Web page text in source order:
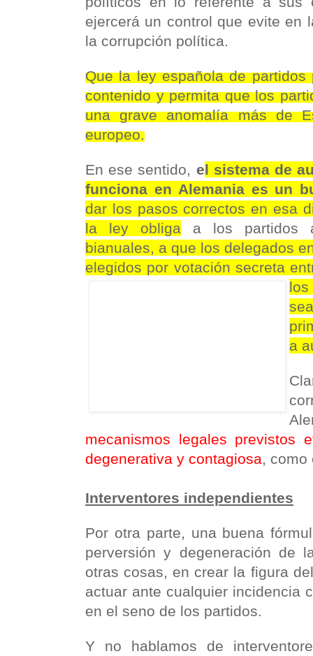
ejercerá un control que evite en
la corrupción política.
Que la ley española de
contenido y permita que los
una grave anomalía más de
europeo.
En ese sentido, el sistema de
funciona en Alemania es un
dar los pasos correctos en esa
la ley obliga a los partidos
bianuales, a que los delegados
elegidos por votación secreta
a
mecanismos legales previstos
degenerativa y contagiosa, como
Interventores independientes
Por otra parte, una buena
perversión y degeneración de
otras cosas, en crear la figura
actuar ante cualquier incidencia
en el seno de los partidos.
Y no hablamos de